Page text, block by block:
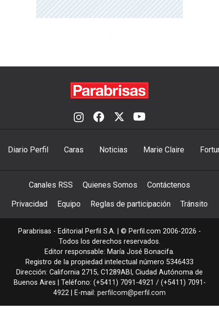
Diario Perfil Caras Noticias Marie Claire
Canales RSS Quienes Somos Contáctenos
Privacidad Equipo Reglas de participación Tránsito
Parabrisas - Editorial Perfil S.A. | © Perfil.com 2006-2026 -
Todos los derechos reservados.
Editor responsable: María José Bonacifa.
Registro de la propiedad intelectual número 5346433
Dirección: California 2715, C1289ABI , Ciudad Autónoma de
Buenos Aires | Teléfono: (+5411) 7091-4921 / (+5411) 7091-
4922 | E-mail: perfilcom@perfil.com